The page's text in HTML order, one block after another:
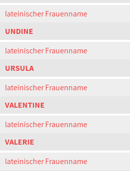
lateinischer Frauenname
UNDINE
lateinischer Frauenname
URSULA
lateinischer Frauenname
VALENTINE
lateinischer Frauenname
VALERIE
lateinischer Frauenname